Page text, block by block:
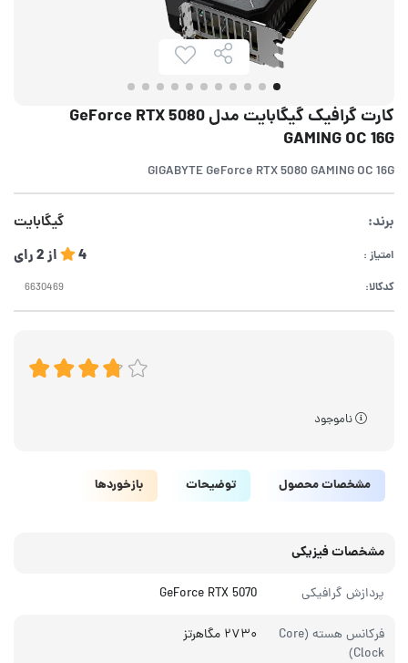
کارت گرافیک گیگابایت مدل GeForce RTX 5080
GAMING OC 16G
GIGABYTE GeForce RTX 5080 GAMING OC 16G
برند: گیگابایت
امتیاز : 4 از2رای
کدکالا:
ناموجود
مشخصات محصول توضیحات بازخوردها
مشخصات فیزیکی
پردازش گرافیکی GeForce RTX 5070
فرکانس هسته (Core
Clock)
۲۷۳۰ مگاهرتز